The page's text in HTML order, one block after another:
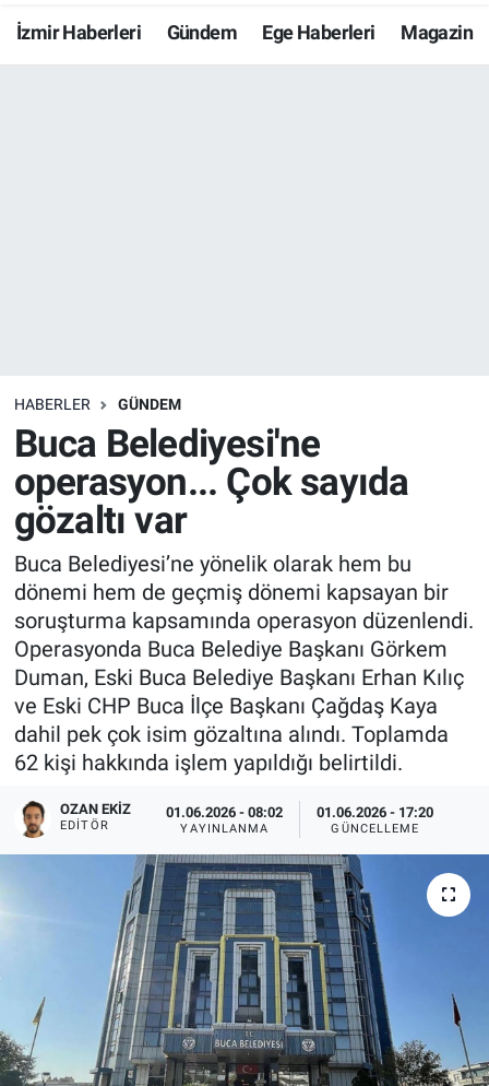
İzmir Haberleri Gündem Ege Haberleri Magazin
HABERLER GÜNDEM
Buca Belediyesi'ne
operasyon... Çok sayıda
gözaltı var
Buca Belediyesi’ne yönelik olarak hem bu
dönemi hem de geçmiş dönemi kapsayan bir
soruşturma kapsamında operasyon düzenlendi.
Operasyonda Buca Belediye Başkanı Görkem
Duman, Eski Buca Belediye Başkanı Erhan Kılıç
ve Eski CHP Buca İlçe Başkanı Çağdaş Kaya
dahil pek çok isim gözaltına alındı. Toplamda
62 kişi hakkında işlem yapıldığı belirtildi.
OZAN EKIZ
EDITÖR
01.06.2026 - 08:02
YAYINLANMA
01.06.2026 - 17:20
GÜNCELLEME
Resmi İlanlar